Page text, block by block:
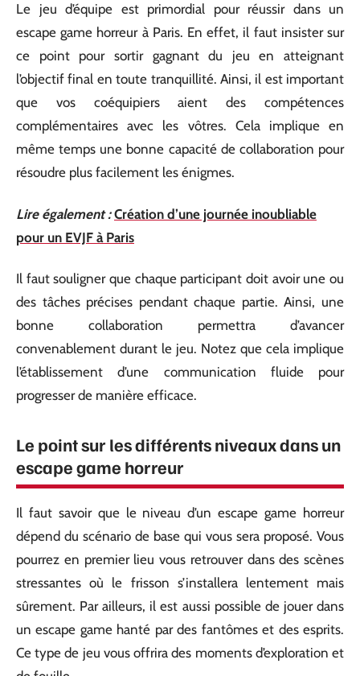
Le jeu d’équipe est primordial pour réussir dans un
escape game horreur à Paris. En effet, il faut insister sur
ce point pour sortir gagnant du jeu en atteignant
l’objectif final en toute tranquillité. Ainsi, il est important
que vos coéquipiers aient des compétences
complémentaires avec les vôtres. Cela implique en
même temps une bonne capacité de collaboration pour
résoudre plus facilement les énigmes.
Lire également : Création d’une journée inoubliable
pour un EVJF à Paris
Il faut souligner que chaque participant doit avoir une ou
des tâches précises pendant chaque partie. Ainsi, une
bonne collaboration permettra d’avancer
convenablement durant le jeu. Notez que cela implique
l’établissement d’une communication fluide pour
progresser de manière efficace.
Le point sur les différents niveaux dans un
escape game horreur
Il faut savoir que le niveau d’un escape game horreur
dépend du scénario de base qui vous sera proposé. Vous
pourrez en premier lieu vous retrouver dans des scènes
stressantes où le frisson s’installera lentement mais
sûrement. Par ailleurs, il est aussi possible de jouer dans
un escape game hanté par des fantômes et des esprits.
Ce type de jeu vous offrira des moments d’exploration et